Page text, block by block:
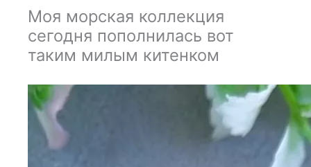
Моя морская коллекция
сегодня пополнилась вот
таким милым китенком